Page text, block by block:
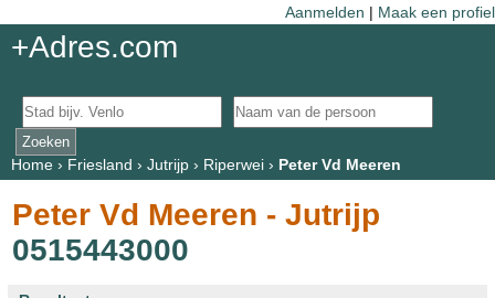
Aanmelden | Maak een profiel
+Adres.com
Home› Friesland › Jutrijp› Riperwei› Peter Vd Meeren
Peter Vd Meeren - Jutrijp
0515443000